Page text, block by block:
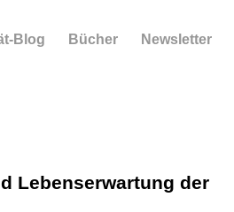
Blog Bücher Newsletter
Lebenserwartung der